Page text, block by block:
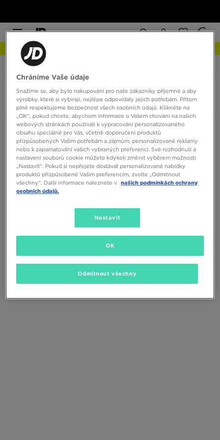
JD Sports Vans Realm
Vans Realm
0 produktů
Seřadit:Doporučené Filtrovat
Žádné produkty k zobrazení
Změňte kritéria vyhledávání nebo
odstraňte vybrané filtry
Chráníme Vaše údaje
Snažíme se, aby bylo nakupování pro naše zákazníky příjemné a aby
výrobky, které si vybírají, nejlépe odpovídaly jejich potřebám. Přitom
plně respektujeme bezpečnost všech osobních údajů. Klikněte na
„OK“, pokud chcete, abychom informace o Vašem chování na našich
webových stránkách používali k vypracování personalizovaného
obsahu speciálně pro Vás, včetně doporučení produktů
přizpůsobených Vašim potřebám a zájmům, personalizované reklamy
nebo k zapamatování vašich vybraných preferencí. Své rozhodnutí a
nastavení souborů cookie můžete kdykoli změnit výběrem možnosti
„Nastavit“. Pokud si nepřejete dostávat personalizované nabídky
produktů přizpůsobené Vašim preferencím, zvolte „Odmítnout
všechny“. Další informace naleznete v našich podmínkách ochrany
osobních údajů.
Nastavit
Odmítnout všechny
OK